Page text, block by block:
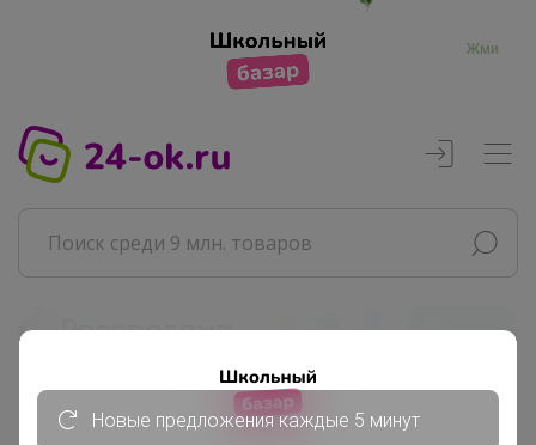
Жми
Главная
Новые предложения каждые 5 минут